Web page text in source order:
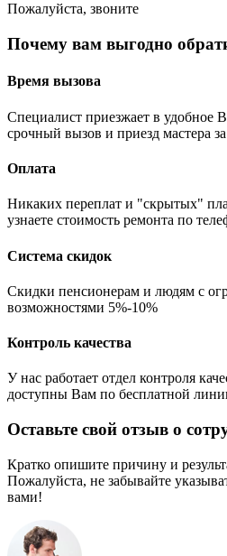
Пожалуйста, звоните
Почему вам выгодно
Время вызова
Специалист приезжает в удобное
срочный вызов и приезд мастера
Оплата
Никаких переплат и "скрытых"
узнаете стоимость ремонта по
Система скидок
Скидки пенсионерам и людям с
возможностями 5%-10%
Контроль качества
У нас работает отдел контроля
доступны Вам по бесплатной
Оставьте свой отзыв о
Кратко опишите причину и
Пожалуйста, не забывайте
вами!